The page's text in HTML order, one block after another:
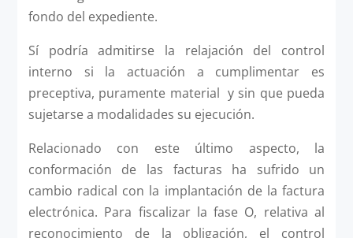
fondo del expediente.
Sí podría admitirse la relajación del control
interno si la actuación a cumplimentar es
preceptiva, puramente material y sin que pueda
sujetarse a modalidades su ejecución.
Relacionado con este último aspecto, la
conformación de las facturas ha sufrido un
cambio radical con la implantación de la factura
electrónica. Para fiscalizar la fase O, relativa al
reconocimiento de la obligación, el control